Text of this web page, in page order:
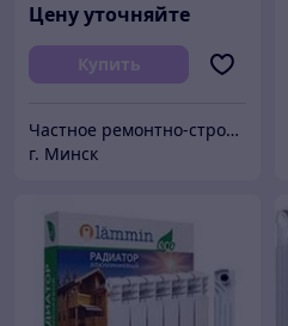
Цену уточняйте
Купить
Частное ремонтно-строительное унитарное предприятие "Велестон"
г. Минск